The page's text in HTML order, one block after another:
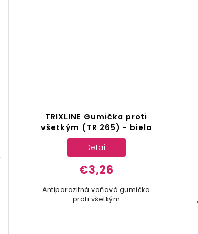
TRIXLINE Gumička proti
všetkým (TR 265) - biela
€3,26
Detail
Antiparazitná voňavá gumička
proti všetkým